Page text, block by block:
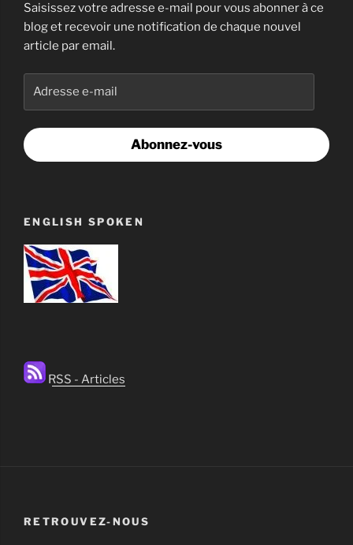
Saisissez votre adresse e-mail pour vous abonner à ce
blog et recevoir une notification de chaque nouvel
article par email.
Abonnez-vous
ENGLISH SPOKEN
RSS - Articles
RETROUVEZ-NOUS